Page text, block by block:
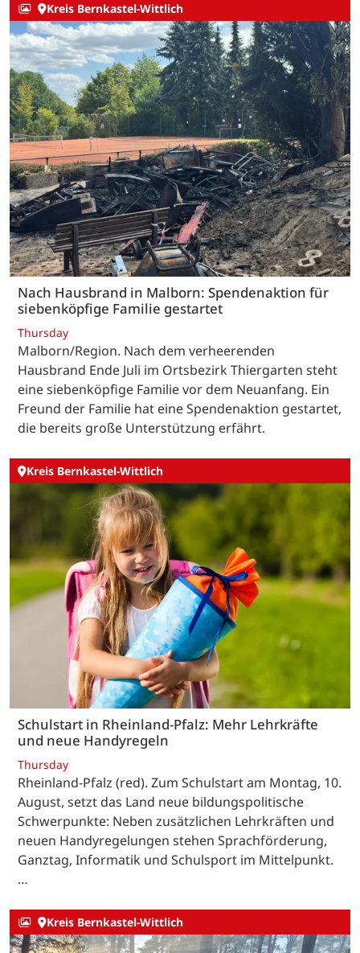
Kreis Bernkastel-Wittlich
Nach Hausbrand in Malborn: Spendenaktion für
siebenköpfige Familie gestartet
Thursday
Malborn/Region. Nach dem verheerenden
Hausbrand Ende Juli im Ortsbezirk Thiergarten steht
eine siebenköpfige Familie vor dem Neuanfang. Ein
Freund der Familie hat eine Spendenaktion gestartet,
die bereits große Unterstützung erfährt.
Kreis Bernkastel-Wittlich
Schulstart in Rheinland-Pfalz: Mehr Lehrkräfte
und neue Handyregeln
Thursday
Rheinland-Pfalz (red). Zum Schulstart am Montag, 10.
August, setzt das Land neue bildungspolitische
Schwerpunkte: Neben zusätzlichen Lehrkräften und
neuen Handyregelungen stehen Sprachförderung,
Ganztag, Informatik und Schulsport im Mittelpunkt.
…
Kreis Bernkastel-Wittlich